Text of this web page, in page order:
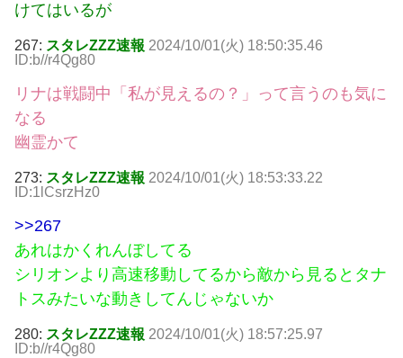
けてはいるが
267: スタレZZZ速報 2024/10/01(火) 18:50:35.46
ID:b//r4Qg80
リナは戦闘中「私が見えるの？」って言うのも気に
なる
幽霊かて
273: スタレZZZ速報 2024/10/01(火) 18:53:33.22
ID:1lCsrzHz0
>>267
あれはかくれんぼしてる
シリオンより高速移動してるから敵から見るとタナ
トスみたいな動きしてんじゃないか
280: スタレZZZ速報 2024/10/01(火) 18:57:25.97
ID:b//r4Qg80